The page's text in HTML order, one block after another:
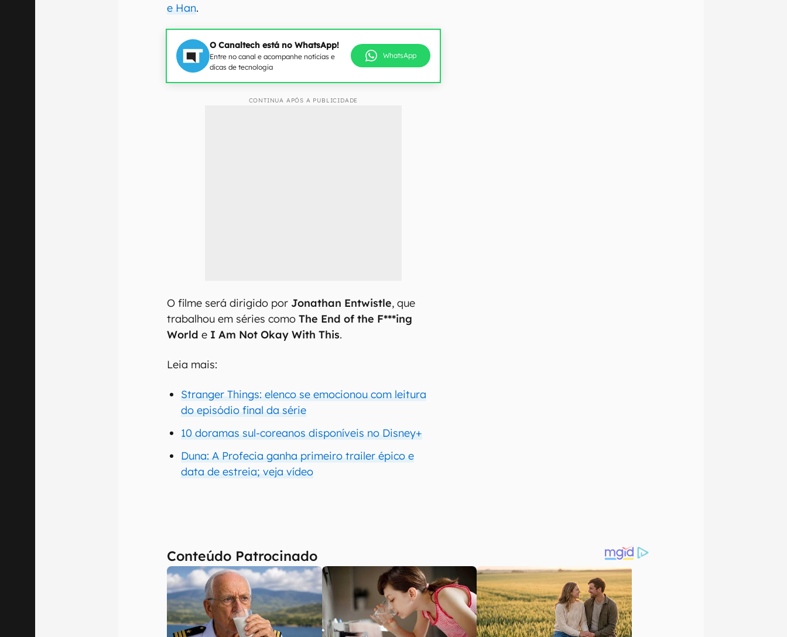
e Han.
O Canaltech está no WhatsApp!
Entre no canal e acompanhe notícias e
dicas de tecnologia
WhatsApp
CONTINUA APÓS A PUBLICIDADE
O filme será dirigido por Jonathan Entwistle, que
trabalhou em séries comoThe End of the F***ing
World e I Am Not Okay With This.
Leia mais:
Stranger Things: elenco se emocionou com leitura
do episódio final da série
10 doramas sul-coreanos disponíveis no Disney+
Duna: A Profecia ganha primeiro trailer épico e
data de estreia; veja vídeo